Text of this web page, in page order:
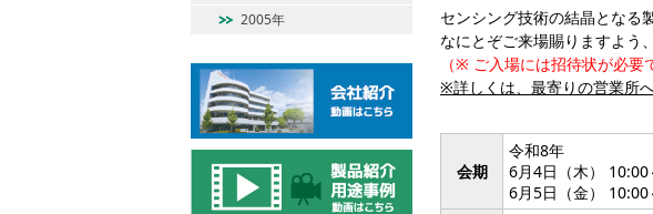
センシング技術の結晶となる
なにとぞご来場賜りますよう
（※ ご入場には招待状が必要
※詳しくは、最寄りの営業所
会期
令和8年
6月4日（木）
6月5日（金）
2005年